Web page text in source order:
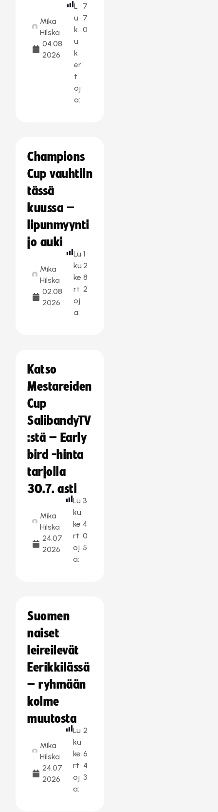
Mika
Hilska
04.08.
2026
L
u
k
u
k
er
t
oj
a:
7
7
0
Champions
Cup vauhtiin
tässä
kuussa –
lipunmyynti
jo auki
Mika
Hilska
02.08.
2026
Lu
ku
ke
rt
oj
a:
1
2
8
2
Katso
Mestareiden
Cup
SalibandyTV
:stä – Early
bird -hinta
tarjolla
30.7. asti
Mika
Hilska
24.07.
2026
Lu
ku
ke
rt
oj
a:
3
4
0
5
Suomen
naiset
leireilevät
Eerikkilässä
– ryhmään
kolme
muutosta
Mika
Hilska
24.07.
2026
Lu
ku
ke
rt
oj
a:
2
6
4
3